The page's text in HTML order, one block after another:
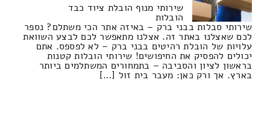
שירותי מנוף הובלת ציוד כבד
הובלות
שירותי סבלות בבני ברק – באיזה אתר הכי משתלם? נספר
לכם שאצלנו באתר זה. אצלנו מתאפשר לכם לבצע השוואת
עלויות של הובלת רהיטים בבני ברק – לא לפספס. אתם
יכולים להפסיק את החיפושים! שירותי הובלות קטנות
בראשון לציון והסביבה – בתמחורים המשתלמים ביותר
בארץ. אך ורק כאן: מעבר בית זול […]